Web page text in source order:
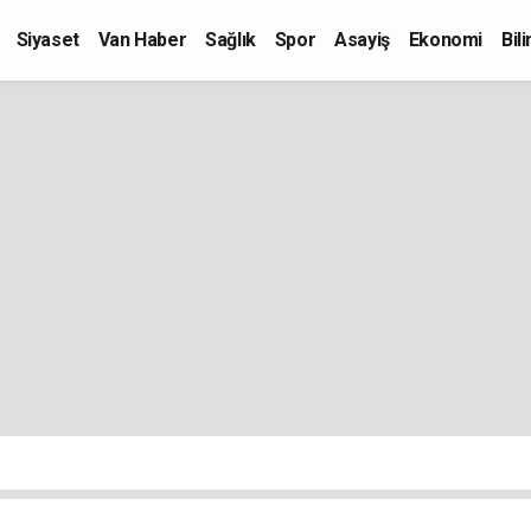
Siyaset Van Haber Sağlık Spor Asayiş Ekonomi